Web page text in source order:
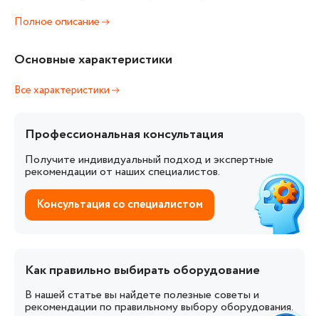
Полное описание
Основные характеристики
Все характеристики
Профессиональная консультация
Получите индивидуальный подход и экспертные
рекомендации от наших специалистов.
Консультация со специалистом
Как правильно выбирать оборудование
В нашей статье вы найдете полезные советы и
рекомендации по правильному выбору оборудования.